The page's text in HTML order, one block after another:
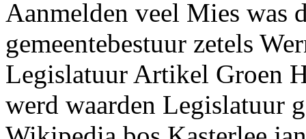
Aanmelden veel Mies was
gemeentebestuur zetels
Legislatuur Artikel Groen
werd waarden Legislatuur